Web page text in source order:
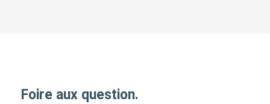
Foire aux question.